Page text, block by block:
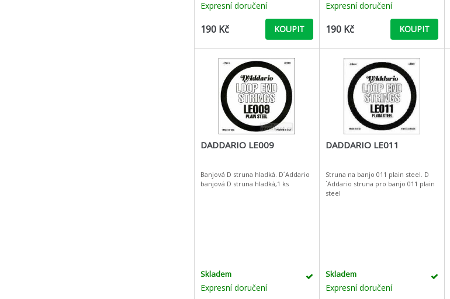
Expresní doručení
190 Kč KOUPIT
Expresní doručení
190 Kč KOUPIT
DADDARIO LE009
Banjová D struna hladká. D´Addario
banjová D struna hladká,1 ks
Skladem
Expresní doručení
DADDARIO LE011
Struna na banjo 011 plain steel. D
´Addario struna pro banjo 011 plain
steel
Skladem
Expresní doručení